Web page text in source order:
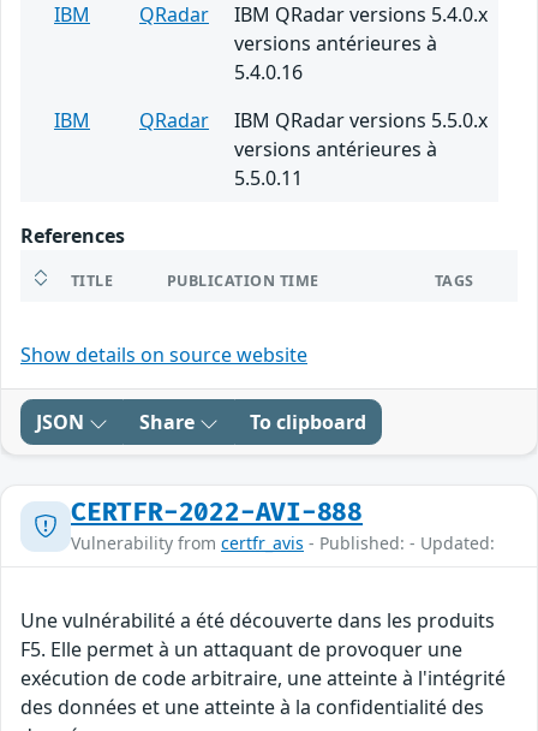
IBM QRadar
IBM QRadar versions 5.4.0.x
versions antérieures à
5.4.0.16
IBM
QRadar
IBM QRadar versions 5.5.0.x
versions antérieures à
5.5.0.11
References
TITLE PUBLICATION TIME TAGS
Show details on source website
JSON Share To clipboard
CERTFR-2022-AVI-888
Vulnerability from certfr_avis - Published: - Updated:
Une vulnérabilité a été découverte dans les produits
F5. Elle permet à un attaquant de provoquer une
exécution de code arbitraire, une atteinte à l'intégrité
des données et une atteinte à la confidentialité des